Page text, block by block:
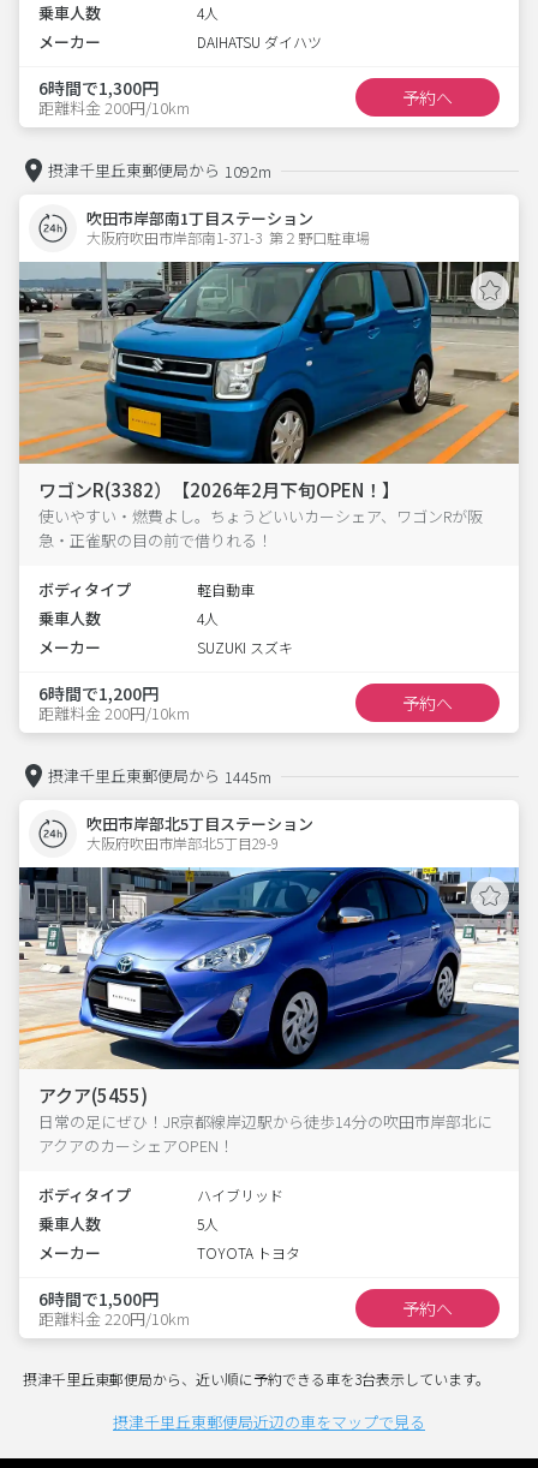
乗車人数 4人
メーカー DAIHATSU ダイハツ
6時間で1,300円
距離料金 200円/10km 予約へ
摂津千里丘東郵便局から 1092m
吹田市岸部南1丁目ステーション
大阪府吹田市岸部南1-371-3  第２野口駐車場
ワゴンR(3382）【2026年2月下旬OPEN！】
使いやすい・燃費よし。ちょうどいいカーシェア、ワゴンRが阪
急・正雀駅の目の前で借りれる！
ボディタイプ 軽自動車
乗車人数 4人
メーカー SUZUKI スズキ
6時間で1,200円
距離料金 200円/10km 予約へ
摂津千里丘東郵便局から 1445m
吹田市岸部北5丁目ステーション
大阪府吹田市岸部北5丁目29-9
アクア(5455)
日常の足にぜひ！JR京都線岸辺駅から徒歩14分の吹田市岸部北に
アクアのカーシェアOPEN！
ボディタイプ ハイブリッド
乗車人数 5人
メーカー TOYOTA トヨタ
6時間で1,500円
距離料金 220円/10km 予約へ
摂津千里丘東郵便局から、近い順に予約できる車を3台表示しています。
摂津千里丘東郵便局近辺の車をマップで見る